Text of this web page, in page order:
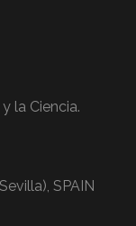
la Ciencia.
SPAIN